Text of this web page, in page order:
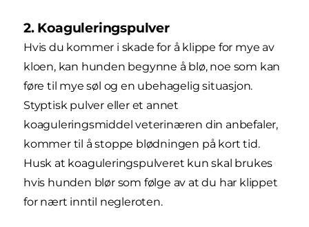
2. Koaguleringspulver
Hvis du kommer i skade for å klippe for mye av
kloen, kan hunden begynne å blø, noe som kan
føre til mye søl og en ubehagelig situasjon.
Styptisk pulver eller et annet
koaguleringsmiddel veterinæren din anbefaler,
kommer til å stoppe blødningen på kort tid.
Husk at koaguleringspulveret kun skal brukes
hvis hunden blør som følge av at du har klippet
for nært inntil negleroten.